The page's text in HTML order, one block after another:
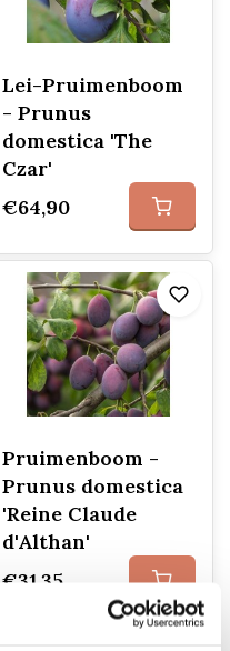
Lei-Pruimenboom
- Prunus
domestica 'The
Czar'
€64,90
Pruimenboom -
Prunus domestica
'Reine Claude
d'Althan'
€31,35